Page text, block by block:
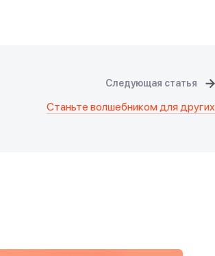
Следующая статья
Станьте волшебником для других